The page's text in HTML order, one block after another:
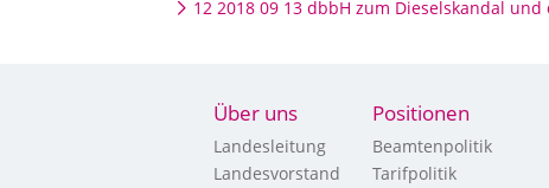
12 2018 09 13 dbbH zum Dieselskandal und
Über uns
Landesleitung
Landesvorstand
Positionen
Beamtenpolitik
Tarifpolitik